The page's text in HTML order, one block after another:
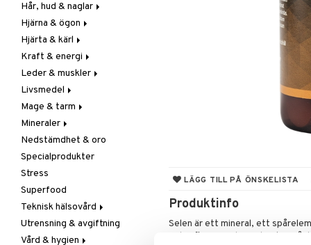
LÄGG TILL PÅ ÖNSKELISTA
Produktinfo
Selen är ett mineral, ett
Selen finns i jorden och vi kan
Näringstillskott
Övriga
Sex & lust
Skelett
Urinvägar
Övriga
Prostata
Sex & lust
C-vitamin
Förebyggande &
lindrande
Hostdämpande
Öron, näsa & hals
Övriga
Virushämmande
Vitlök
Hår, hud & naglar
Hår
Kosttillskott
Sol & pigment
Hjärna & ögon
Fettsyror
Minne
Ögon
Hjärta & kärl
Ginkgo biloba
Kärlstärkande
Kolesterolsänkande
Marina fettsyror
Veg fettsyror
Kraft & energi
Ginseng
Övriga
Prestation
Q-10
Rosenrot
Schizandra
Leder & muskler
Kosttillskott
Utvärtes
Livsmedel
Bars
Choklad
Diverse
Drycker
Förvaring
Frukt, frö & nötter
Groddning
Kokos
Kryddor & buljong
Mage & tarm
Drycker
Fibrer
Matsmältning
Syrareglerande
Tarm
Utrensning
Mineraler
Järn
Kalcium
Krom
Magnesium
Multimineraler
Övriga
Selen
Nedstämdhet & oro
Specialprodukter
Stress
Superfood
Teknisk hälsovård
Ljusterapi
Luftfuktare
Utrensning & avgiftning
Vård & hygien